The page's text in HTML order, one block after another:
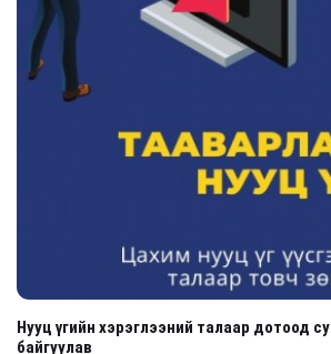
Нууц үгийн хэрэглээний талаар дотоод
байгуулав